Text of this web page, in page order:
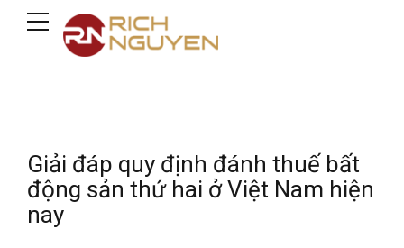
Giải đáp quy định đánh thuế bất
động sản thứ hai ở Việt Nam hiện
nay